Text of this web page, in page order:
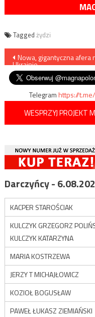
Tagged żydzi
Nawigacja
wpisu
Nowa, gigantyczna afera
Ukrainie
Telegramhttps://
WESPRZYJ PROJEKT
Darczyńcy -
KACPER STAROŚCIAK
KULCZYK GRZEGORZ
KULCZYK KATARZYNA
MARIA KOSTRZEWA
JERZY T MICHAJŁOWICZ
KOZIOŁ BOGUSŁAW
PAWEŁ ŁUKASZ ZIEMIAŃSKI